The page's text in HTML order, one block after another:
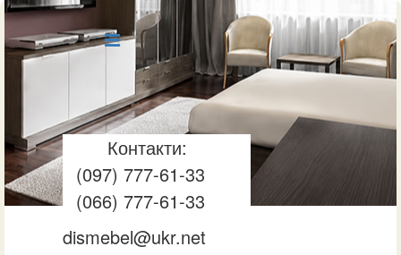
Контакти:
(097) 777-61-33
(066) 777-61-33
dismebel@ukr.net